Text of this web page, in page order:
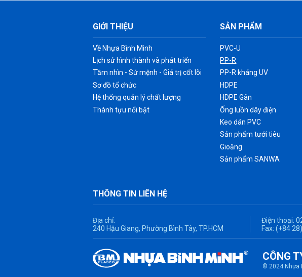
GIỚI THIỆU
Về Nhựa Bình Minh
Lịch sử hình thành và phát triển
Tầm nhìn - Sứ mệnh - Giá trị cốt lõi
Sơ đồ tổ chức
Hệ thống quản lý chất lượng
Thành tựu nổi bật
SẢN PHẨM
PVC-U
PP-R
PP-R kháng UV
HDPE
HDPE Gân
Ống luồn dây điện
Keo dán PVC
Sản phẩm tưới tiêu
Gioăng
Sản phẩm SANWA
THÔNG TIN LIÊN HỆ
Địa chỉ:
240 Hậu Giang, Phường Bình Tây, TP.HCM
Điện thoại:
Fax:(+84
CÔNG
© 2024 Nhựa